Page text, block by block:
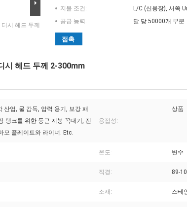
시 헤드 두께
지불 조건:
L/C (신용장), 서쪽
공급 능력:
달 당 50000개 부분
접촉
시 헤드 두께 2-300mm
산업, 물 감독, 압력 용기, 보강 패
탱크를 위한 둥근 지붕 꼭대기, 진
모 플레이트와 라이너. Etc.
용접성:
상품
온도: 변수
직경: 89-
소재: 스테